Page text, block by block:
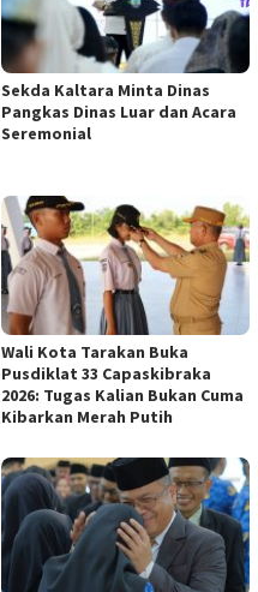
Sekda Kaltara Minta Dinas
Pangkas Dinas Luar dan Acara
Seremonial
Wali Kota Tarakan Buka
Pusdiklat 33 Capaskibraka
2026: Tugas Kalian Bukan Cuma
Kibarkan Merah Putih